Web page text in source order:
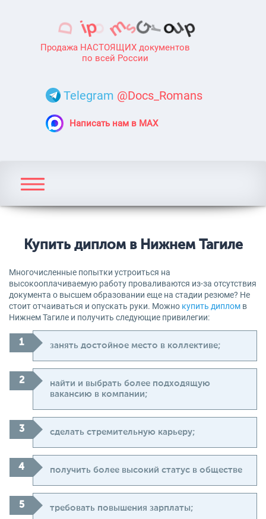
Продажа НАСТОЯЩИХ документов
по всей России
Telegram @Docs_Romans
Написать нам в MAX
Купить диплом в Нижнем Тагиле
Многочисленные попытки устроиться на
высокооплачиваемую работу проваливаются из-за отсутствия
документа о высшем образовании еще на стадии резюме? Не
стоит отчаиваться и опускать руки. Можно купить диплом в
Нижнем Тагиле и получить следующие привилегии:
занять достойное место в коллективе;
найти и выбрать более подходящую
вакансию в компании;
сделать стремительную карьеру;
получить более высокий статус в обществе
требовать повышения зарплаты;